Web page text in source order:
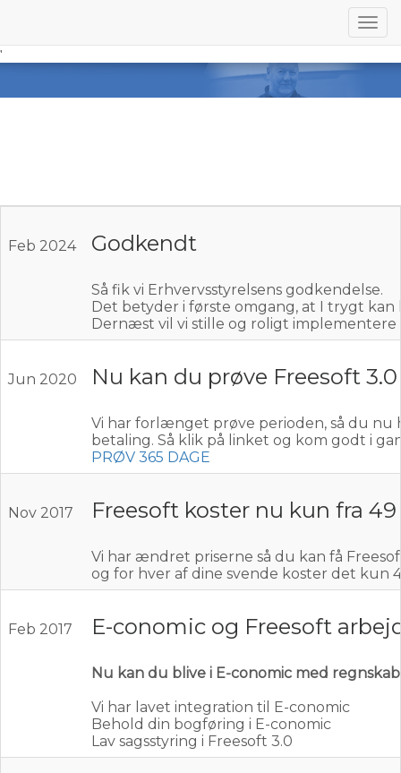
'
Feb 2024 Godkendt
Så fik vi Erhvervsstyrelsens godkendelse.
Det betyder i første omgang, at I trygt kan
Dernæst vil vi stille og roligt implementere
Jun 2020 Nu kan du prøve Freesoft
Vi har forlænget prøve perioden, så du nu
betaling. Så klik på linket og kom godt i
PRØV 365 DAGE
Nov 2017 Freesoft koster nu kun fra
Vi har ændret priserne så du kan få
og for hver af dine svende koster det kun
Feb 2017 E-conomic og Freesoft
Nu kan du blive i E-conomic med
Vi har lavet integration til E-conomic
Behold din bogføring i E-conomic
Lav sagsstyring i Freesoft 3.0